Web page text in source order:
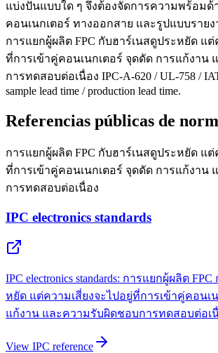
แบ่งปันแบบใด ๆ จึงต้องจัดการความพร้อมด้
คอนเนกเตอร์ ทางออกสาย และรูปแบบราย
การแยกผู้ผลิต FPC กับฮาร์เนสดูประหยัด แต่
ที่การเข้าคู่คอนเนกเตอร์ จุดดัด การแก้งาน
การทดสอบต่อเนื่อง IPC-A-620 / UL-758 /
sample lead time / production lead time.
Referencias públicas de
การแยกผู้ผลิต FPC กับฮาร์เนสดูประหยัด แต่
ที่การเข้าคู่คอนเนกเตอร์ จุดดัด การแก้งาน
การทดสอบต่อเนื่อง
IPC electronics standards
IPC electronics standards: การแยกผู้ผลิต
หยัด แต่ความเสี่ยงจะไปอยู่ที่การเข้าคู่คอนเ
แก้งาน และความรับผิดชอบการทดสอบต่อเ
View IPC reference